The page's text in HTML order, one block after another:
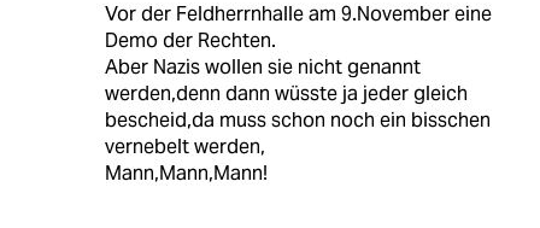
Vor der Feldherrnhalle am 9.November eine
Demo der Rechten.
Aber Nazis wollen sie nicht genannt
werden,denn dann wüsste ja jeder gleich
bescheid,da muss schon noch ein bisschen
vernebelt werden,
Mann,Mann,Mann!